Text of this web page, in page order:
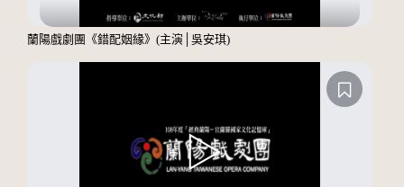
蘭陽戲劇團《錯配姻緣》(主演│吳安琪)